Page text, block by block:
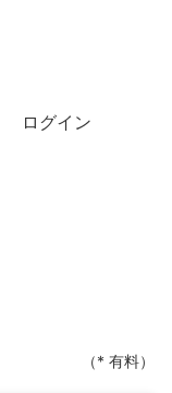
ログイン
（* 有料）